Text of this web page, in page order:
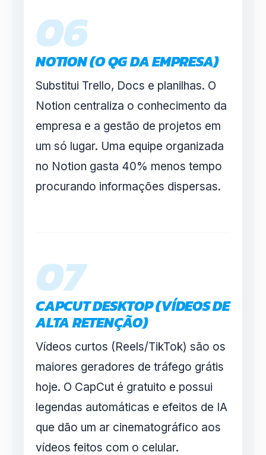
06
NOTION (O QG DA EMPRESA)
Substitui Trello, Docs e planilhas. O
Notion centraliza o conhecimento da
empresa e a gestão de projetos em
um só lugar. Uma equipe organizada
no Notion gasta 40% menos tempo
procurando informações dispersas.
07
CAPCUT DESKTOP (VÍDEOS DE
ALTA RETENÇÃO)
Vídeos curtos (Reels/TikTok) são os
maiores geradores de tráfego grátis
hoje. O CapCut é gratuito e possui
legendas automáticas e efeitos de IA
que dão um ar cinematográfico aos
vídeos feitos com o celular.